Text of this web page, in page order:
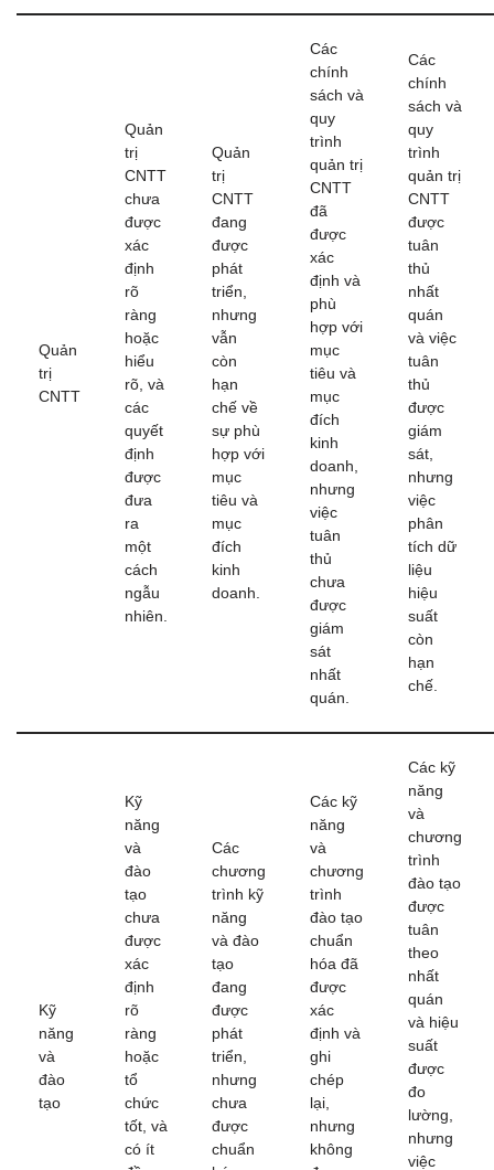
Quản
trị
CNTT
Quản
trị
CNTT
chưa
được
xác
định
rõ
ràng
hoặc
hiểu
rõ, và
các
quyết
định
được
đưa
ra
một
cách
ngẫu
nhiên.
Quản
trị
CNTT
đang
được
phát
triển,
nhưng
vẫn
còn
hạn
chế về
sự phù
hợp với
mục
tiêu và
mục
đích
kinh
doanh.
Các
chính
sách và
quy
trình
quản trị
CNTT
đã
được
xác
định và
phù
hợp với
mục
tiêu và
mục
đích
kinh
doanh,
nhưng
việc
tuân
thủ
chưa
được
giám
sát
nhất
quán.
Các
chính
sách và
quy
trình
quản trị
CNTT
được
tuân
thủ
nhất
quán
và việc
tuân
thủ
được
giám
sát,
nhưng
việc
phân
tích dữ
liệu
hiệu
suất
còn
hạn
chế.
Kỹ
năng
và
đào
tạo
Kỹ
năng
và
đào
tạo
chưa
được
xác
định
rõ
ràng
hoặc
tổ
chức
tốt, và
có ít
Các
chương
trình kỹ
năng
và đào
tạo
đang
được
phát
triển,
nhưng
chưa
được
chuẩn
Các kỹ
năng
và
chương
trình
đào tạo
chuẩn
hóa đã
được
xác
định và
ghi
chép
lại,
nhưng
không
Các kỹ
năng
và
chương
trình
đào tạo
được
tuân
theo
nhất
quán
và hiệu
suất
được
đo
lường,
nhưng
việc